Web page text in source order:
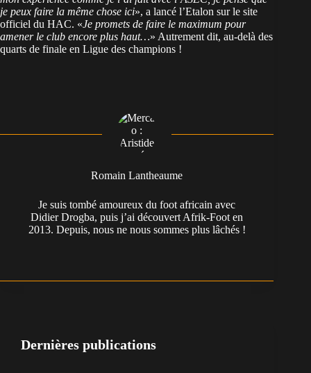
je peux faire la même chose ici», a lancé l’Etalon sur le site
officiel du HAC. «Je promets de faire le maximum pour
amener le club encore plus haut…» Autrement dit, au-delà des
quarts de finale en Ligue des champions !
Romain Lantheaume
Je suis tombé amoureux du foot africain avec
Didier Drogba, puis j’ai découvert Afrik-Foot en
2013. Depuis, nous ne nous sommes plus lâchés !
Dernières publications